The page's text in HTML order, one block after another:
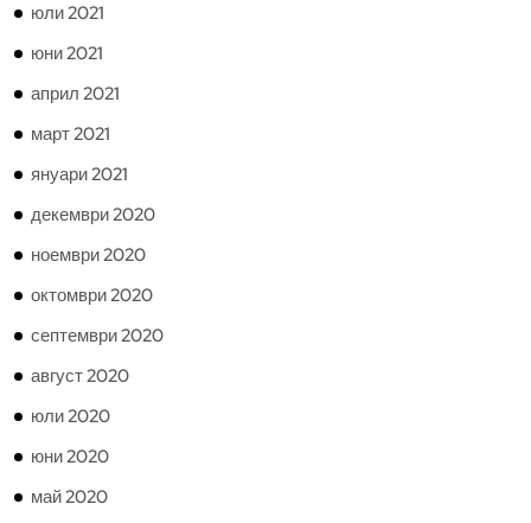
юли 2021
юни 2021
април 2021
март 2021
януари 2021
декември 2020
ноември 2020
октомври 2020
септември 2020
август 2020
юли 2020
юни 2020
май 2020